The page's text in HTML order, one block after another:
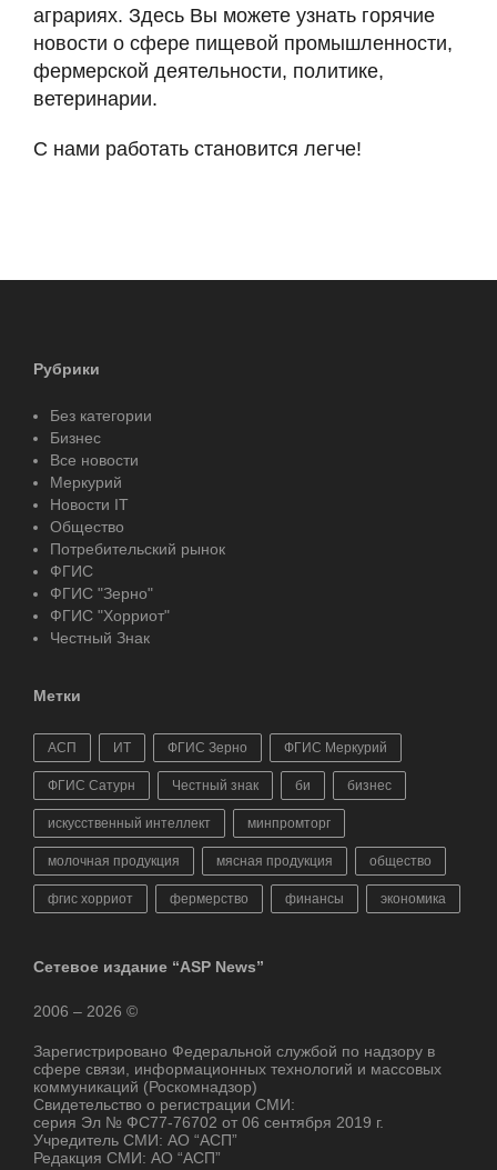
аграриях. Здесь Вы можете узнать горячие
новости о сфере пищевой промышленности,
фермерской деятельности, политике,
ветеринарии.
С нами работать становится легче!
Рубрики
Без категории
Бизнес
Все новости
Меркурий
Новости IT
Общество
Потребительский рынок
ФГИС
ФГИС "Зерно"
ФГИС "Хорриот"
Честный Знак
Метки
АСП ИТ ФГИС Зерно ФГИС Меркурий
ФГИС Сатурн Честный знак би бизнес
искусственный интеллект минпромторг
молочная продукция мясная продукция общество
фгис хорриот фермерство финансы экономика
Сетевое издание “ASP News”
2006 – 2026 ©
Зарегистрировано Федеральной службой по надзору в
сфере связи, информационных технологий и массовых
коммуникаций (Роскомнадзор)
Свидетельство о регистрации СМИ:
серия Эл № ФС77-76702 от 06 сентября 2019 г.
Учредитель СМИ: АО “АСП”
Редакция СМИ: АО “АСП”